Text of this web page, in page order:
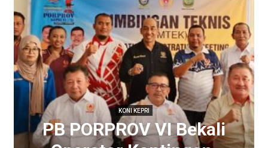
KONI KEPRI
PB PORPROV VI Bekali